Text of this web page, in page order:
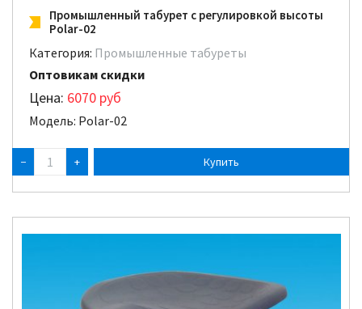
Промышленный табурет с регулировкой высоты
Polar-02
Категория: Промышленные табуреты
Оптовикам скидки
Цена: 6070 руб
Модель: Polar-02
− +